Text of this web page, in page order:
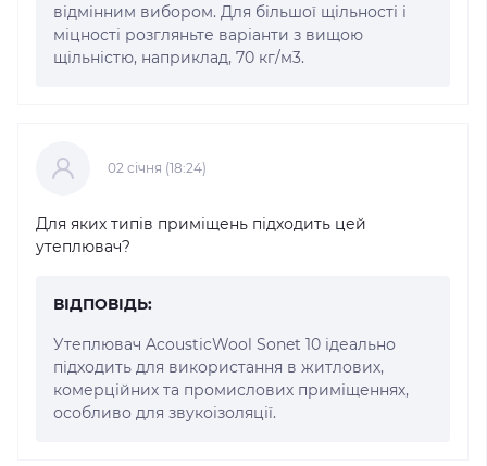
відмінним вибором. Для більшої щільності і
міцності розгляньте варіанти з вищою
щільністю, наприклад, 70 кг/м3.
02 cічня (18:24)
Для яких типів приміщень підходить цей
утеплювач?
ВІДПОВІДЬ:
Утеплювач AcousticWool Sonet 10 ідеально
підходить для використання в житлових,
комерційних та промислових приміщеннях,
особливо для звукоізоляції.